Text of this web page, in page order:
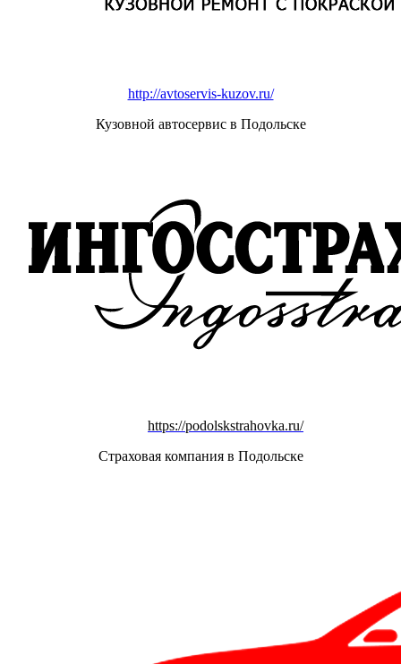
http://avtoservis-kuzov.ru/
Кузовной автосервис в Подольске
https://podolskstrahovka.ru/
Страховая компания в Подольске